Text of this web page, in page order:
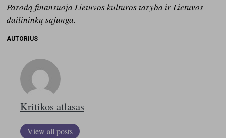
Parodą finansuoja Lietuvos kultūros taryba ir Lietuvos
dailininkų sąjunga.
AUTORIUS
Kritikos atlasas
View all posts